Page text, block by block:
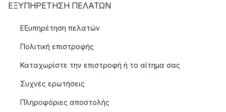
ΕΞΥΠΗΡΈΤΗΣΗ ΠΕΛΑΤΏΝ
Εξυπηρέτηση πελατών
Πολιτική επιστροφής
Καταχωρίστε την επιστροφή ή το αίτημα σας
Συχνές ερωτήσεις
Πληροφόριες αποστολής